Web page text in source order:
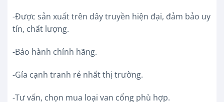
-Được sản xuất trên dây truyền hiện đại, đảm bảo uy
tín, chất lượng.
-Bảo hành chính hãng.
-Gía cạnh tranh rẻ nhất thị trường.
-Tư vấn, chọn mua loại van cổng phù hợp.